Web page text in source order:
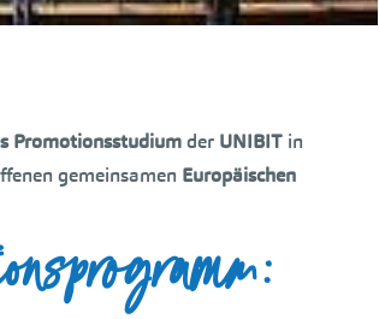
Promotionsstudiumder UNIBIT in
gemeinsamen Europäischen